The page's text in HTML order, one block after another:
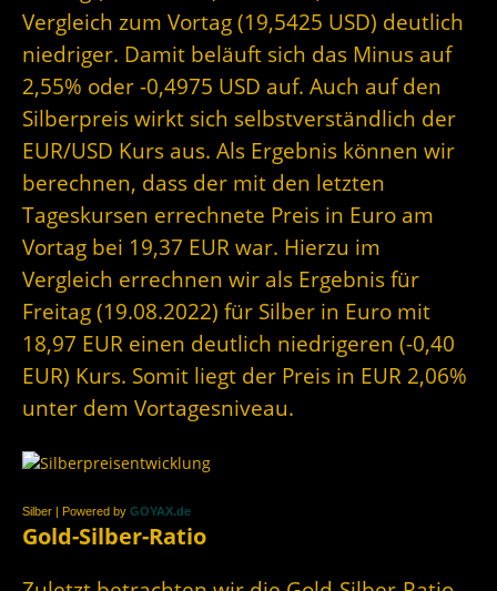
Vergleich zum Vortag (19,5425 USD) deutlich
niedriger. Damit beläuft sich das Minus auf
2,55% oder -0,4975 USD auf. Auch auf den
Silberpreis wirkt sich selbstverständlich der
EUR/USD Kurs aus. Als Ergebnis können wir
berechnen, dass der mit den letzten
Tageskursen errechnete Preis in Euro am
Vortag bei 19,37 EUR war. Hierzu im
Vergleich errechnen wir als Ergebnis für
Freitag (19.08.2022) für Silber in Euro mit
18,97 EUR einen deutlich niedrigeren (-0,40
EUR) Kurs. Somit liegt der Preis in EUR 2,06%
unter dem Vortagesniveau.
Silber | Powered by GOYAX.de
Gold-Silber-Ratio